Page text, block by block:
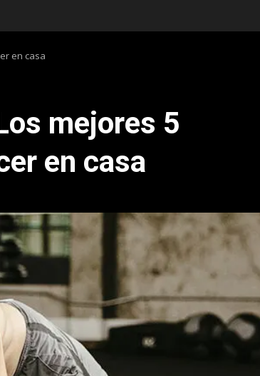
en casa
mejores 5
en casa